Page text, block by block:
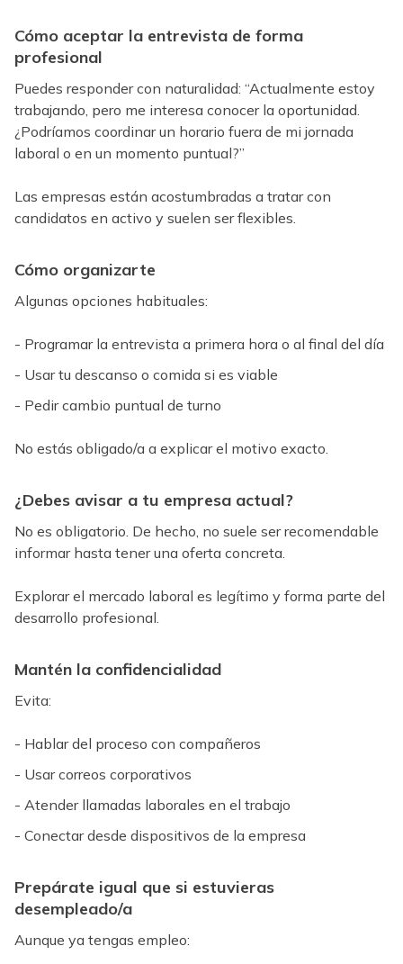
Cómo aceptar la entrevista de forma
profesional
Puedes responder con naturalidad: “Actualmente estoy
trabajando, pero me interesa conocer la oportunidad.
¿Podríamos coordinar un horario fuera de mi jornada
laboral o en un momento puntual?”
Las empresas están acostumbradas a tratar con
candidatos en activo y suelen ser flexibles.
Cómo organizarte
Algunas opciones habituales:
- Programar la entrevista a primera hora o al final del día
- Usar tu descanso o comida si es viable
- Pedir cambio puntual de turno
No estás obligado/a a explicar el motivo exacto.
¿Debes avisar a tu empresa actual?
No es obligatorio. De hecho, no suele ser recomendable
informar hasta tener una oferta concreta.
Explorar el mercado laboral es legítimo y forma parte del
desarrollo profesional.
Mantén la confidencialidad
Evita:
- Hablar del proceso con compañeros
- Usar correos corporativos
- Atender llamadas laborales en el trabajo
- Conectar desde dispositivos de la empresa
Prepárate igual que si estuvieras
desempleado/a
Aunque ya tengas empleo: